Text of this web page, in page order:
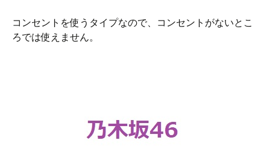
コンセントを使うタイプなので、コンセントがないとこ
ろでは使えません。